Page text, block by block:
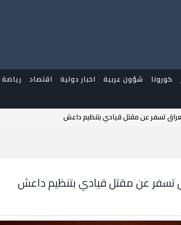
كورونا شؤون عربية اخبار دولية اقتصاد رياضة
تسفر عن مقتل قيادي بتنظيم داعش
تسفر عن مقتل قيادي بتنظيم داعش